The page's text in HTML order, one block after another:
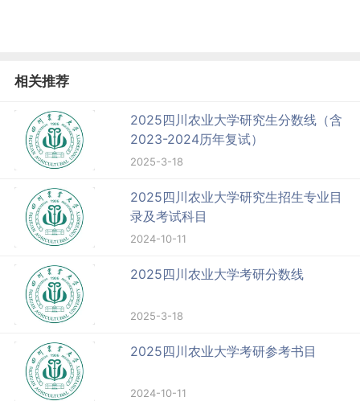
相关推荐
2025四川农业大学研究生分数线（含
2023-2024历年复试）
2025-3-18
2025四川农业大学研究生招生专业目
录及考试科目
2024-10-11
2025四川农业大学考研分数线
2025-3-18
2025四川农业大学考研参考书目
2024-10-11